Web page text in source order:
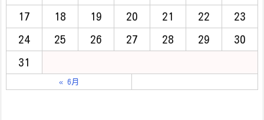
17 18 19 20 21 22 23
24 25 26 27 28 29 30
31
« 6月